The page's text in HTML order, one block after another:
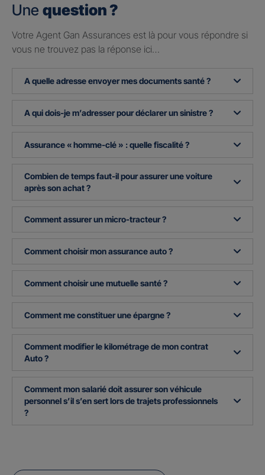
Une question ?
Votre Agent Gan Assurances est là pour vous répondre si
vous ne trouvez pas la réponse ici…
A quelle adresse envoyer mes documents santé ?
A qui dois-je m’adresser pour déclarer un sinistre ?
Assurance « homme-clé » : quelle fiscalité ?
Combien de temps faut-il pour assurer une voiture
après son achat ?
Comment assurer un micro-tracteur ?
Comment choisir mon assurance auto ?
Comment choisir une mutuelle santé ?
Comment me constituer une épargne ?
Comment modifier le kilométrage de mon contrat
Auto ?
Comment mon salarié doit assurer son véhicule
personnel s’il s’en sert lors de trajets professionnels
?